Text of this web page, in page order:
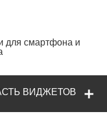
для смартфона и
ВИДЖЕТОВ